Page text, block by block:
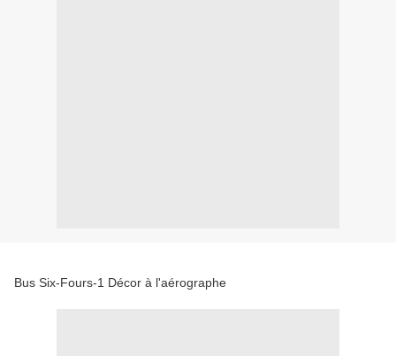
Bus Six-Fours-1 Décor à l'aérographe